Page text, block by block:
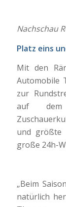
Nachschau
Platz eins
Mit den
Automobile
zur
auf
und größte
große 24h-
„Beim
natürlich